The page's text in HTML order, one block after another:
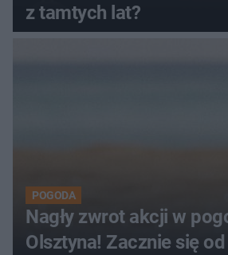
z tamtych lat?
POGODA
Nagły zwrot akcji w
Olsztyna! Zacznie się od